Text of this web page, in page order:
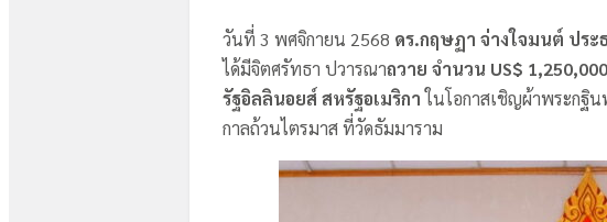
วันที่ 3 พศจิกายน 2568 ดร.กฤษฏา จ่างใจมนต์ ประ
ได้มีจิตศรัทธา ปวารณาถวาย จำนวน US$ 1,250,000
รัฐอิลลินอยส์ สหรัฐอเมริกาในโอกาสเชิญผ้าพระกฐิ
กาลถ้วนไตรมาส ที่วัดธัมมาราม